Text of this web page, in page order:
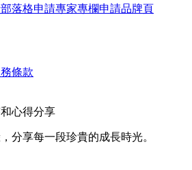
落格申請專家專欄申請品牌頁
條款
心得分享
分享每一段珍貴的成長時光。